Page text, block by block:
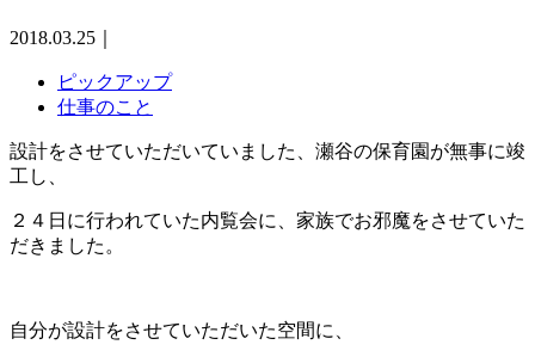
2018.03.25
ピックアップ
仕事のこと
設計をさせていただいていました、瀬谷の保育園が無事に竣
工し、
２４日に行われていた内覧会に、家族でお邪魔をさせていた
だきました。
自分が設計をさせていただいた空間に、